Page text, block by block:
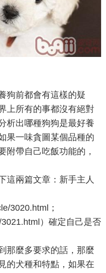
前都會有這樣的疑
上所有的事都沒有絕對
析出哪種狗狗是最好養
果一味貪圖某個品種的
附帶自己吃飯功能的，
兩篇文章：新手主人
3020.html；
）確定自己是否
麼多要求的話，那麼
的犬種和特點，如果在